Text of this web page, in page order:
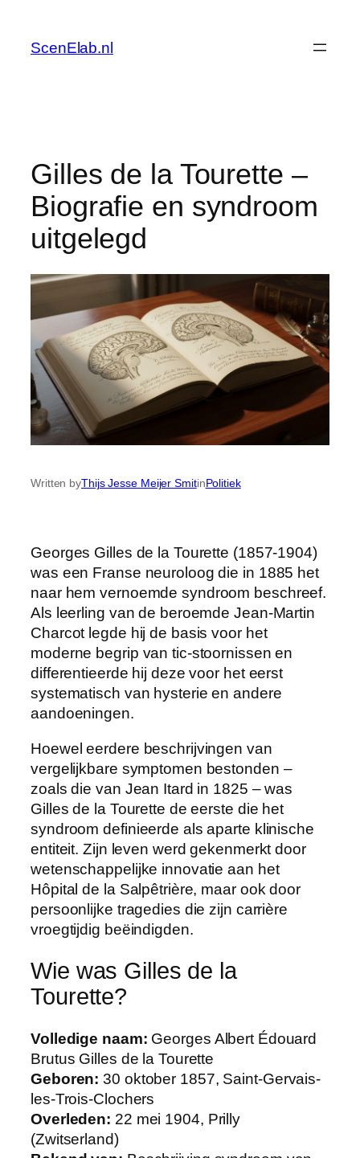
content
ScenElab.nl
Gilles de la Tourette –
Biografie en syndroom
uitgelegd
Written byThijs Jesse Meijer SmitinPolitiek
Georges Gilles de la Tourette (1857-1904)
was een Franse neuroloog die in 1885 het
naar hem vernoemde syndroom beschreef.
Als leerling van de beroemde Jean-Martin
Charcot legde hij de basis voor het
moderne begrip van tic-stoornissen en
differentieerde hij deze voor het eerst
systematisch van hysterie en andere
aandoeningen.
Hoewel eerdere beschrijvingen van
vergelijkbare symptomen bestonden –
zoals die van Jean Itard in 1825 – was
Gilles de la Tourette de eerste die het
syndroom definieerde als aparte klinische
entiteit. Zijn leven werd gekenmerkt door
wetenschappelijke innovatie aan het
Hôpital de la Salpêtrière, maar ook door
persoonlijke tragedies die zijn carrière
vroegtijdig beëindigden.
Wie was Gilles de la
Tourette?
Volledige naam: Georges Albert Édouard
Brutus Gilles de la Tourette
Geboren: 30 oktober 1857, Saint-Gervais-
les-Trois-Clochers
Overleden: 22 mei 1904, Prilly
(Zwitserland)